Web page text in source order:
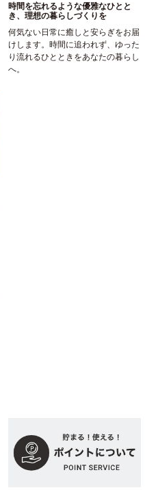
時間を忘れるような優雅なひとと
き、理想の暮らしづくりを
何気ない日常に癒しと安らぎをお届
けします。時間に追われず、ゆった
り流れるひとときをあなたの暮らし
へ。